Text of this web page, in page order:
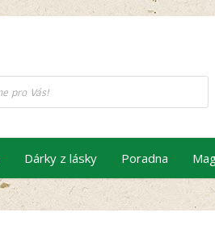
Dárky z lásky Poradna